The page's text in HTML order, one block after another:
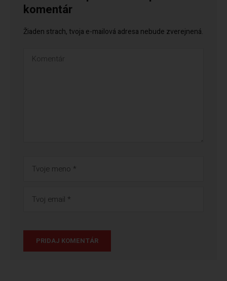
komentár
Žiaden strach, tvoja e-mailová adresa nebude zverejnená.